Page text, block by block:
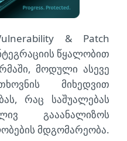
& Patch
წყალობით
მოდული ასევე
მიხედვით
რაც საშუალებას
გააანალიზოს
მდგომარეობა.